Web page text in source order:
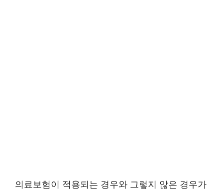
의료보험이 적용되는 경우와 그렇지 않은 경우가